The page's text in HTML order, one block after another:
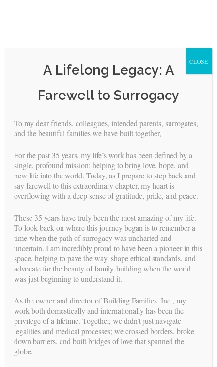
to
Novedades y comentarios de la
Dra. Rad’: el auto-cuidado de las
gestantes
BYBUILDING FAMILIES//2019 SEP 5
Las gestantes de Building Families son gente increíble. Tras
evaluar a cada una de ellas, siempre me quedo impresionada
por su determinación y decisión para ayudar a los demás a
crear su familia. Estas mujeres tienen un espíritu protector y
generoso que les dota de una personalidad única. Hoy me
gustaría comentar esta habilidad natural de proteger y cuidar y
tratar algunos aspectos más profundamente y dar diferentes
visiones y sugerencias para el cuidado de uno mismo y la
Primero, definamos a la gente que realiza labores de cuidado
de otros. Se entregan automáticamente al cuidado de los otros,
a menudo sin pensar demasiado en sus propias necesidades.
Sus propias necesidades emocionales (psicológicas),
espirituales o físicas no están a veces presentes en su radar. Las
A Lifelong Legacy: A
Farewell to Surrogacy
To my dear friends, colleagues, intended parents, surrogates,
and the beautiful families we have built together,
For the past 35 years, my life’s work has been defined by a
single, profound mission: helping to bring love, hope, and
new life into the world. Today, as I prepare to step back and
say farewell to this extraordinary chapter, my heart is
overflowing with a deep sense of gratitude, pride, and peace.
These 35 years have truly been the most amazing of my life.
To look back on where this journey began is to remember a
time when the path of surrogacy was uncharted and
uncertain. I am incredibly proud to have been a pioneer in this
space, helping to pave the way, shape ethical standards, and
advocate for the beauty of family-building when the world
was just beginning to understand it.
As the owner and director of Building Families, Inc., my
work both domestically and internationally has been the
privilege of a lifetime. Together, we didn’t just navigate
legalities and medical processes; we crossed borders, broke
down barriers, and built bridges of love that spanned the
globe.
CLOSE